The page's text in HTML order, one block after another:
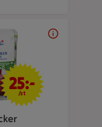
25 kr/st
25:-
/st